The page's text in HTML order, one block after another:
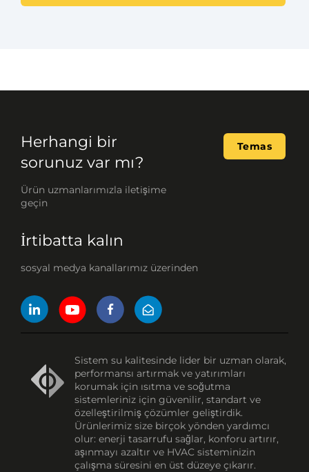
Herhangi bir
sorunuz var mı?
Ürün uzmanlarımızla iletişime
geçin
Temas
İrtibatta kalın
sosyal medya kanallarımız üzerinden
Sistem su kalitesinde lider bir uzman olarak,
performansı artırmak ve yatırımları
korumak için ısıtma ve soğutma
sistemleriniz için güvenilir, standart ve
özelleştirilmiş çözümler geliştirdik.
Ürünlerimiz size birçok yönden yardımcı
olur: enerji tasarrufu sağlar, konforu artırır,
aşınmayı azaltır ve HVAC sisteminizin
çalışma süresini en üst düzeye çıkarır.